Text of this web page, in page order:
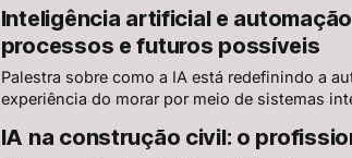
Inteligência artificial e
processos e futuros possíveis
Palestra sobre como a IA está redefinindo a
experiência do morar por meio de sistemas
Elettromec.
IA na construção civil: o